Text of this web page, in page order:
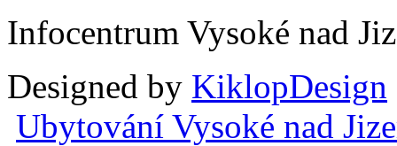
Infocentrum Vysoké nad
Designed by KiklopDesign
Ubytování Vysoké nad